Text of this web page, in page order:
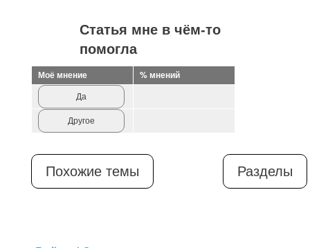
Статья мне в чём-то
помогла
Моё мнение % мнений
Да
Другое
Похожие темы Разделы